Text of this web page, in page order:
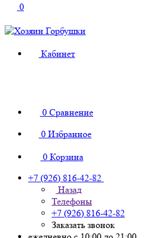
0
Кабинет
0 Сравнение
0 Избранное
0 Корзина
+7 (926) 816-42-82
Назад
Телефоны
+7 (926) 816-42-82
Заказать звонок